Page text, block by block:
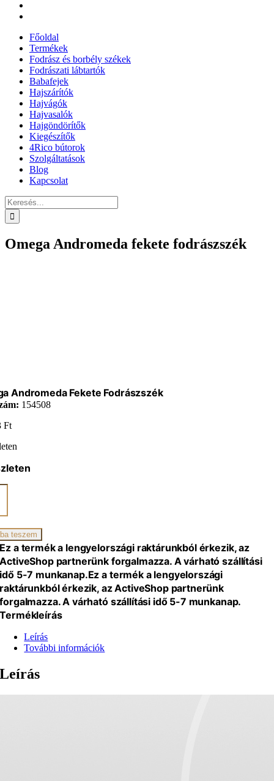
Főoldal
Termékek
Fodrász és borbély székek
Fodrászati lábtartók
Babafejek
Hajszárítók
Hajvágók
Hajvasalók
Hajgöndörítők
Kiegészítők
4Rico bútorok
Szolgáltatások
Blog
Kapcsolat
Keresés...
Omega Andromeda fekete fodrászszék
Andromeda Fekete Fodrászszék
154508
Ft
teszem
Ez a termék a lengyelországi raktárunkból érkezik, az
ActiveShop partnerünk forgalmazza. A várható szállítási
idő 5-7 munkanap.Ez a termék a lengyelországi
raktárunkból érkezik, az ActiveShop partnerünk
forgalmazza. A várható szállítási idő 5-7 munkanap.
Termékleírás
Leírás
További információk
Leírás